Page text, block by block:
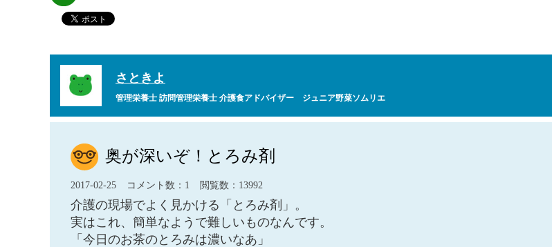
さときよ
管理栄養士 訪問管理栄養士 介護食アドバイザー ジュニア野菜ソムリエ
奥が深いぞ！とろみ剤
2017-02-25 コメント数：1 閲覧数：13992
介護の現場でよく見かける「とろみ剤」。
実はこれ、簡単なようで難しいものなんです。
「今日のお茶のとろみは濃いなあ」